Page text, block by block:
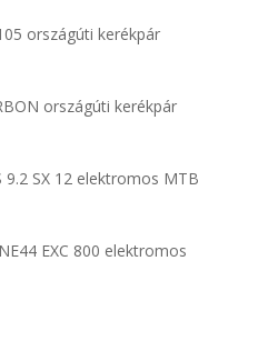
országúti kerékpár
országúti kerékpár
9.2 SX 12 elektromos MTB
EXC 800 elektromos